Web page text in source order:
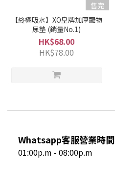
售完
【終極吸水】XO皇牌加厚寵物
尿墊 (銷量No.1)
HK$68.00
HK$78.00
Whatsapp客服營業時間
01:00p.m - 08:00p.m